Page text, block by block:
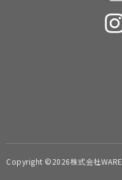
Copyright ©2026株式会社WARE